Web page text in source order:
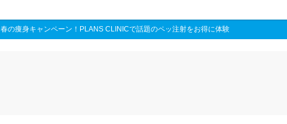
春の痩身キャンペーン！PLANS CLINICで話題のペッ注射をお得に体験